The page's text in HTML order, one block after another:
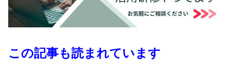
この記事も読まれています